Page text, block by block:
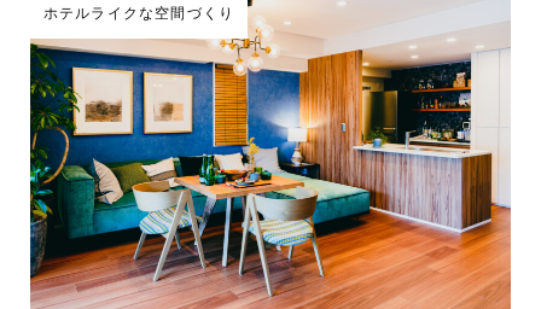
ホテルライクな空間づくり